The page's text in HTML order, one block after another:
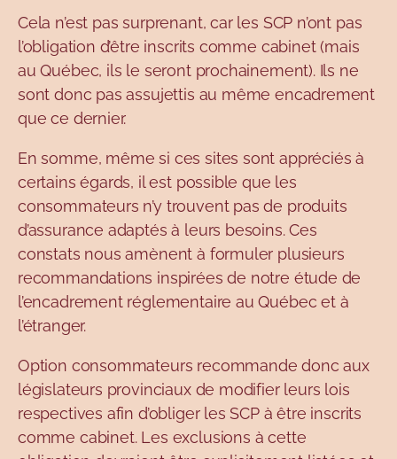
Cela n’est pas surprenant, car les SCP n’ont pas
l’obligation d’être inscrits comme cabinet (mais
au Québec, ils le seront prochainement). Ils ne
sont donc pas assujettis au même encadrement
que ce dernier.
En somme, même si ces sites sont appréciés à
certains égards, il est possible que les
consommateurs n’y trouvent pas de produits
d’assurance adaptés à leurs besoins. Ces
constats nous amènent à formuler plusieurs
recommandations inspirées de notre étude de
l’encadrement réglementaire au Québec et à
l’étranger.
Option consommateurs recommande donc aux
législateurs provinciaux de modifier leurs lois
respectives afin d’obliger les SCP à être inscrits
comme cabinet. Les exclusions à cette